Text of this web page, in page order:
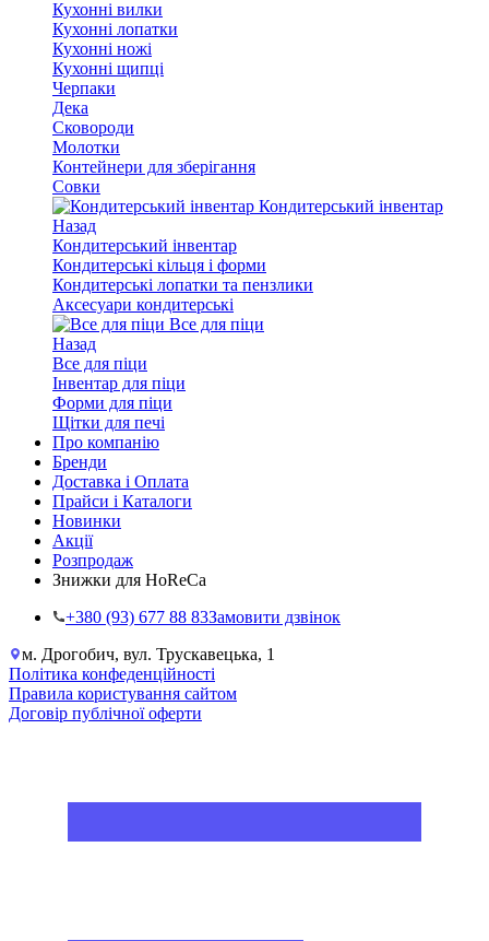
Кухонні вилки
Кухонні лопатки
Кухонні ножі
Кухонні щипці
Черпаки
Дека
Сковороди
Молотки
Контейнери для зберігання
Совки
Кондитерський інвентар
Назад
Кондитерський інвентар
Кондитерські кільця і форми
Кондитерські лопатки та пензлики
Аксесуари кондитерські
Все для піци
Назад
Все для піци
Інвентар для піци
Форми для піци
Щітки для печі
Про компанію
Бренди
Доставка і Оплата
Прайси і Каталоги
Новинки
Акції
Розпродаж
Знижки для HoReCa
+38‎0 (93) 677 88 83Замовити дзвінок
м. Дрогобич, вул. Трускавецька, 1
Політика конфеденційності
Правила користування сайтом
Договір публічної оферти